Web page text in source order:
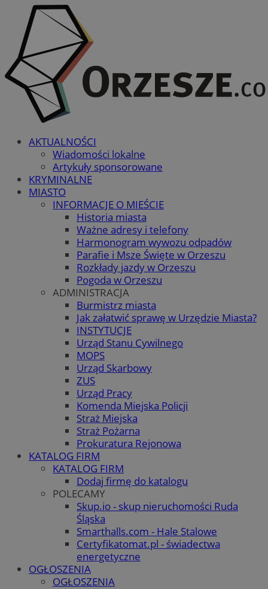
AKTUALNOŚCI
Wiadomości lokalne
Artykuły sponsorowane
KRYMINALNE
MIASTO
INFORMACJE O MIEŚCIE
Historia miasta
Ważne adresy i telefony
Harmonogram wywozu odpadów
Parafie i Msze Święte w Orzeszu
Rozkłady jazdy w Orzeszu
Pogoda w Orzeszu
ADMINISTRACJA
Burmistrz miasta
Jak załatwić sprawę w Urzędzie Miasta?
INSTYTUCJE
Urząd Stanu Cywilnego
MOPS
Urząd Skarbowy
ZUS
Urząd Pracy
Komenda Miejska Policji
Straż Miejska
Straż Pożarna
Prokuratura Rejonowa
KATALOG FIRM
KATALOG FIRM
Dodaj firmę do katalogu
POLECAMY
Skup.io - skup nieruchomości Ruda
Śląska
Smarthalls.com - Hale Stalowe
Certyfikatomat.pl - świadectwa
energetyczne
OGŁOSZENIA
OGŁOSZENIA